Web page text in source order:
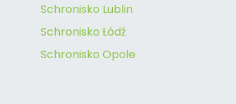
Schronisko Lublin
Schronisko Łódź
Schronisko Opole